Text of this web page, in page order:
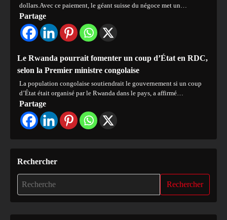
dollars.Avec ce paiement, le géant suisse du négoce met un…
Partage
Le Rwanda pourrait fomenter un coup d’État en RDC,
selon la Premier ministre congolaise
La population congolaise soutiendrait le gouvernement si un coup
d’État était organisé par le Rwanda dans le pays, a affirmé…
Partage
Rechercher
Rechercher